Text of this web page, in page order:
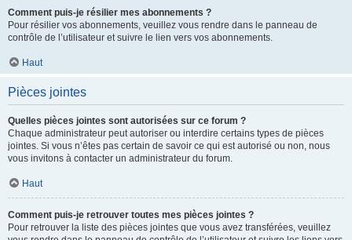
Comment puis-je résilier mes abonnements ?
Pour résilier vos abonnements, veuillez vous rendre dans le panneau de
contrôle de l’utilisateur et suivre le lien vers vos abonnements.
Haut
Pièces jointes
Quelles pièces jointes sont autorisées sur ce forum ?
Chaque administrateur peut autoriser ou interdire certains types de pièces
jointes. Si vous n’êtes pas certain de savoir ce qui est autorisé ou non, nous
vous invitons à contacter un administrateur du forum.
Haut
Comment puis-je retrouver toutes mes pièces jointes ?
Pour retrouver la liste des pièces jointes que vous avez transférées, veuillez